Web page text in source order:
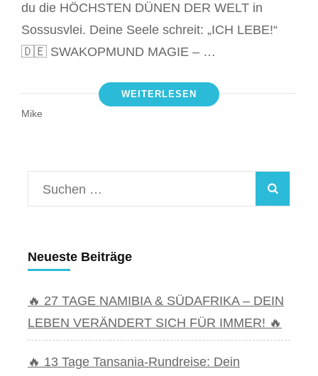
du die HÖCHSTEN DÜNEN DER WELT in
Sossusvlei. Deine Seele schreit: „ICH LEBE!“
🇩🇪 SWAKOPMUND MAGIE – …
WEITERLESEN
Mike
Suchen
nach:
Neueste Beiträge
🔥 27 TAGE NAMIBIA & SÜDAFRIKA – DEIN
LEBEN VERÄNDERT SICH FÜR IMMER! 🔥
🔥 13 Tage Tansania-Rundreise: Dein